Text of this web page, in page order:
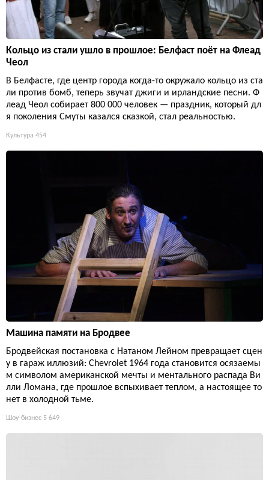
Кольцо из стали ушло в прошлое: Белфаст поёт на Флеад
Чеол
В Белфасте, где центр города когда-то окружало кольцо из ста
ли против бомб, теперь звучат джиги и ирландские песни. Ф
леад Чеол собирает 800 000 человек — праздник, который дл
я поколения Смуты казался сказкой, стал реальностью.
Культура 454
Машина памяти на Бродвее
Бродвейская постановка с Натаном Лейном превращает сцен
у в гараж иллюзий: Chevrolet 1964 года становится осязаемы
м символом американской мечты и ментального распада Ви
лли Ломана, где прошлое вспыхивает теплом, а настоящее то
нет в холодной тьме.
Шоу-бизнес 5 649